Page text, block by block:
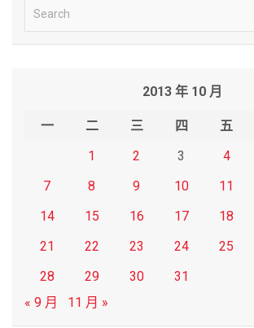
e
2013 年 10 月
一 二 三 四 五
1
2 3 4
7
8 9 10 11
14
15 16 17 18
21
22 23 24 25
28
29 30
31
« 9 月
11 月 »